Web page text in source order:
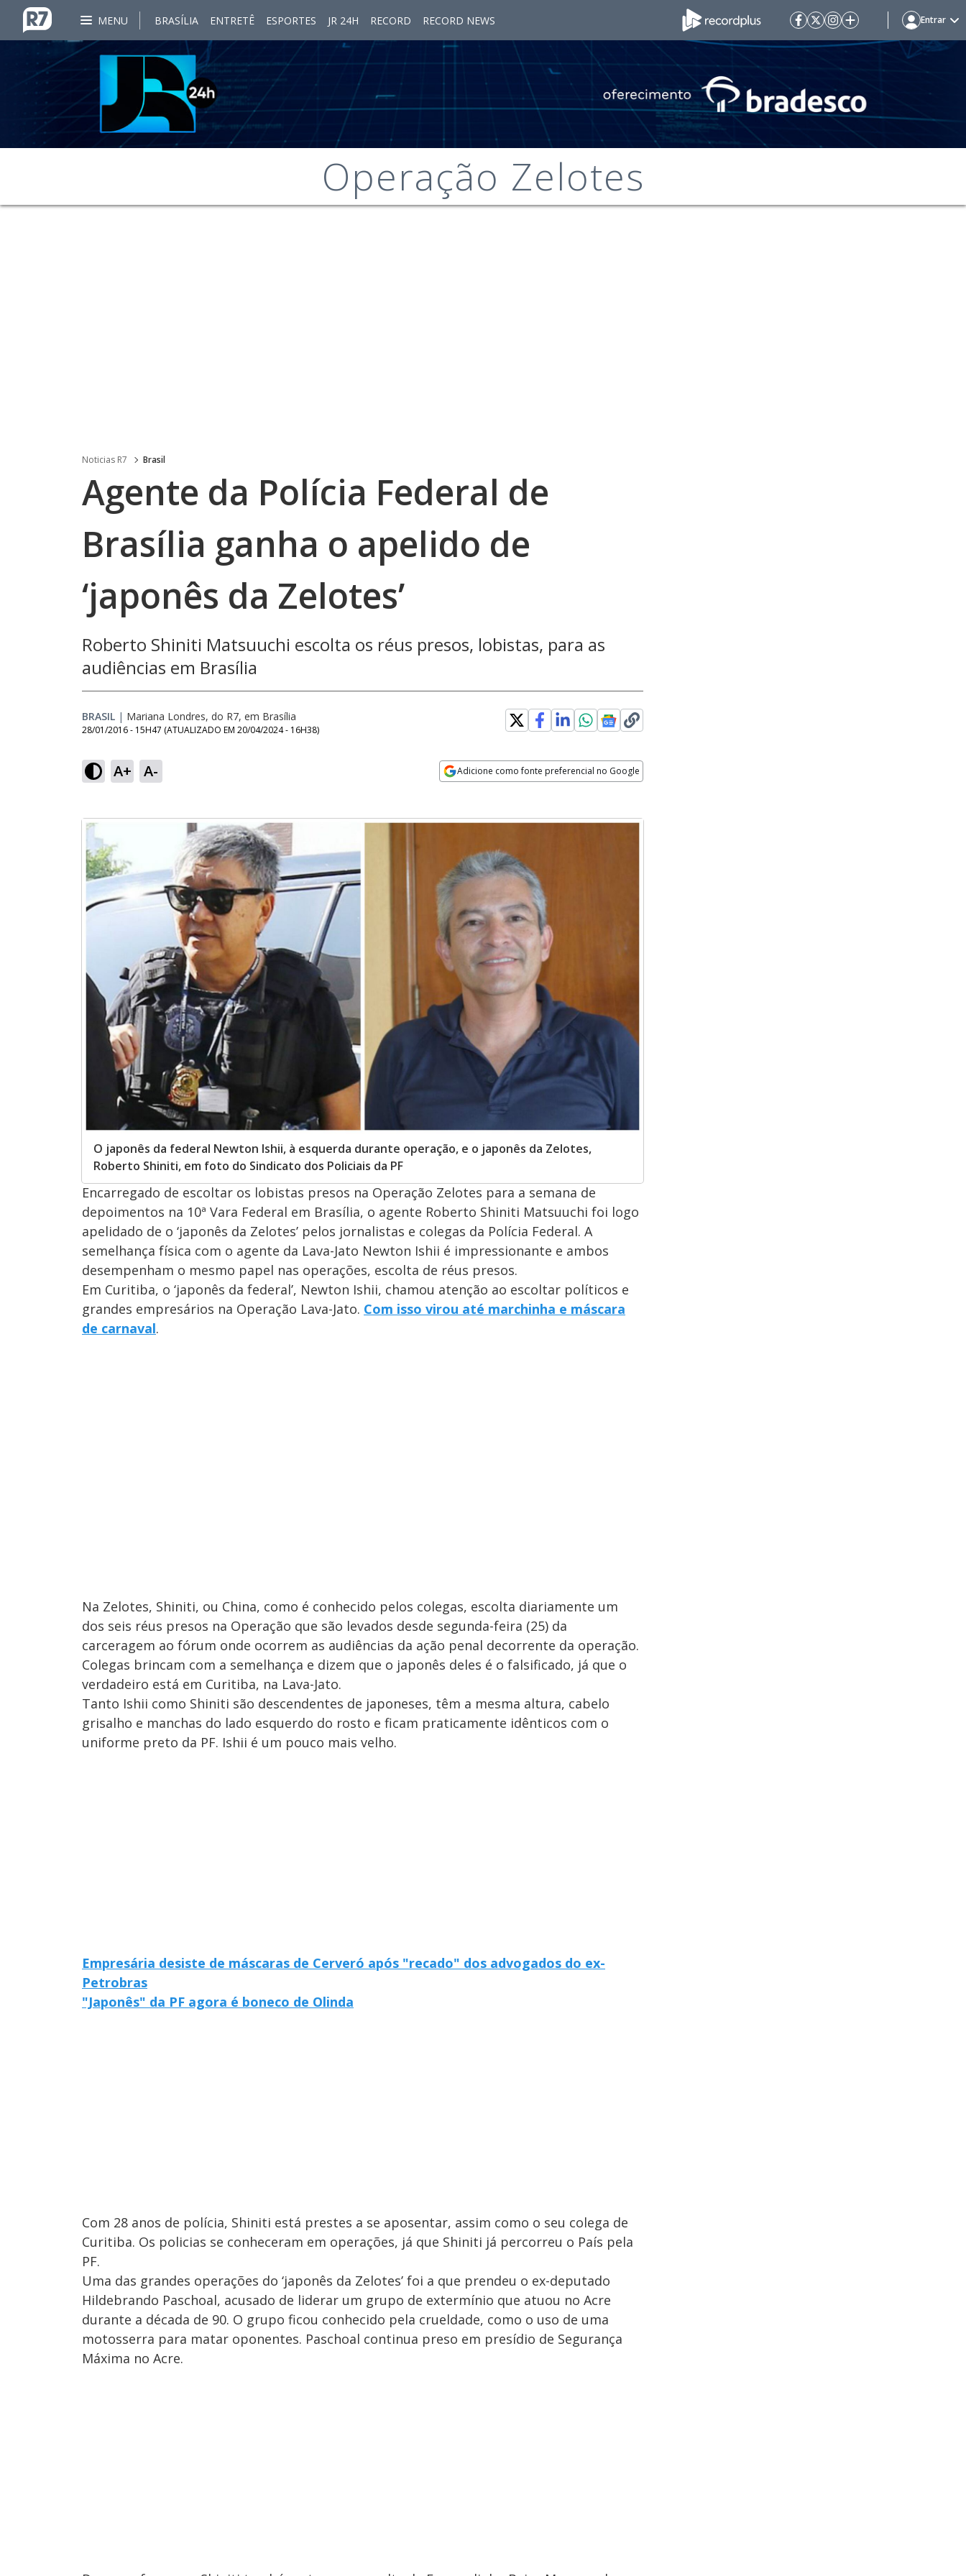
MENU BRASÍLIA ENTRETÊ ESPORTES JR 24H RECORD RECORD NEWS Entrar
Operação Zelotes
Noticias R7 Brasil
Agente da Polícia Federal de
Brasília ganha o apelido de
‘japonês da Zelotes’
Roberto Shiniti Matsuuchi escolta os réus presos, lobistas, para as
audiências em Brasília
BRASIL | Mariana Londres, do R7, em Brasília
28/01/2016 - 15H47 (ATUALIZADO EM 20/04/2024 - 16H38)
A+ A- Adicione como fonte preferencial no Google
O japonês da federal Newton Ishii, à esquerda durante operação, e o japonês da Zelotes,
Roberto Shiniti, em foto do Sindicato dos Policiais da PF
Encarregado de escoltar os lobistas presos na Operação Zelotes para a semana de
depoimentos na 10ª Vara Federal em Brasília, o agente Roberto Shiniti Matsuuchi foi logo
apelidado de o ‘japonês da Zelotes’ pelos jornalistas e colegas da Polícia Federal. A
semelhança física com o agente da Lava-Jato Newton Ishii é impressionante e ambos
desempenham o mesmo papel nas operações, escolta de réus presos.
Em Curitiba, o ‘japonês da federal’, Newton Ishii, chamou atenção ao escoltar políticos e
grandes empresários na Operação Lava-Jato. Com isso virou até marchinha e máscara
de carnaval.
Na Zelotes, Shiniti, ou China, como é conhecido pelos colegas, escolta diariamente um
dos seis réus presos na Operação que são levados desde segunda-feira (25) da
carceragem ao fórum onde ocorrem as audiências da ação penal decorrente da operação.
Colegas brincam com a semelhança e dizem que o japonês deles é o falsificado, já que o
verdadeiro está em Curitiba, na Lava-Jato.
Tanto Ishii como Shiniti são descendentes de japoneses, têm a mesma altura, cabelo
grisalho e manchas do lado esquerdo do rosto e ficam praticamente idênticos com o
uniforme preto da PF. Ishii é um pouco mais velho.
Empresária desiste de máscaras de Cerveró após "recado" dos advogados do ex-
Petrobras
"Japonês" da PF agora é boneco de Olinda
Com 28 anos de polícia, Shiniti está prestes a se aposentar, assim como o seu colega de
Curitiba. Os policias se conheceram em operações, já que Shiniti já percorreu o País pela
PF.
Uma das grandes operações do ‘japonês da Zelotes’ foi a que prendeu o ex-deputado
Hildebrando Paschoal, acusado de liderar um grupo de extermínio que atuou no Acre
durante a década de 90. O grupo ficou conhecido pela crueldade, como o uso de uma
motosserra para matar oponentes. Paschoal continua preso em presídio de Segurança
Máxima no Acre.